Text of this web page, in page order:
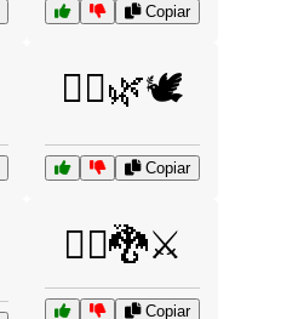
Copiar
🧘‍♀️🌿🕊️
Copiar
🧙‍♂️🐉⚔️
Copiar